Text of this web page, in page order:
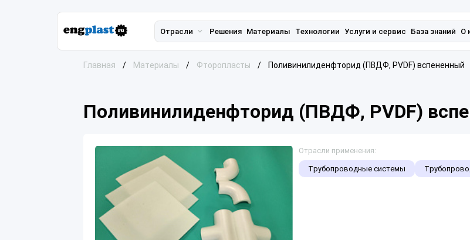
Отрасли Решения Материалы Технологии Услуги и сервис База знаний О
Главная Материалы Фторопласты Поливинилиденфторид (ПВДФ, PVDF) вспененный
Поливинилиденфторид (ПВДФ, PVDF)
Отрасли применения:
Трубопроводные системы